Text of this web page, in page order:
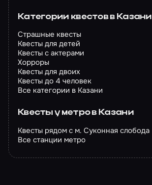
Категории квестов в Казани
Страшные квесты
Квесты для детей
Квесты с актерами
Хорроры
Квесты для двоих
Квесты до 4 человек
Все категории в Казани
Квесты у метро в Казани
Квесты рядом с м. Суконная слобода
Все станции метро